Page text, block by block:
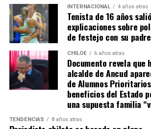
Actualmente, Gómez se encuentra en
realizando trámites y participando
distintos medios de comunicación.
una fecha exacta para su viaje a Estados
se administra el medicamento, indicó
realizarlo «a mediados de junio».
Cabe destacar que, pese a que se logró
por ende, la meta se cumplió,
redes sociales, eventos a beneficios de
INTERNACIONAL 4 años atras
Tenista de 16 años
explicaciones sobre
de festejo con su
CHILOE 6 años atras
Documento revela que
alcalde de Ancud
de Alumnos
beneficios del Estado
una supuesta familia
TENDENCIAS 8 años atras